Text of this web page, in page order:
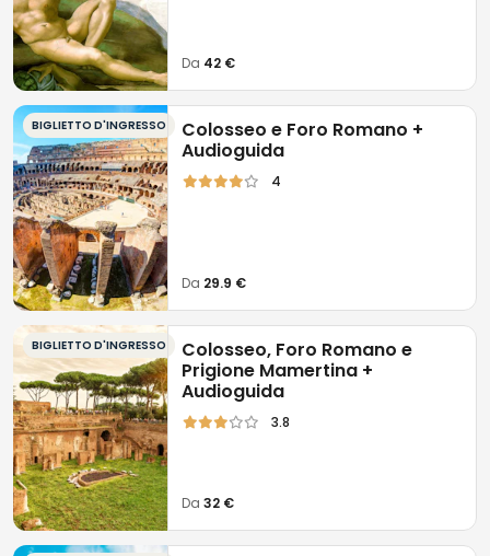
Da 42 €
BIGLIETTO D'INGRESSO
Colosseo e Foro Romano +
Audioguida
4
Da 29.9 €
BIGLIETTO D'INGRESSO
Colosseo, Foro Romano e
Prigione Mamertina +
Audioguida
3.8
Da32 €